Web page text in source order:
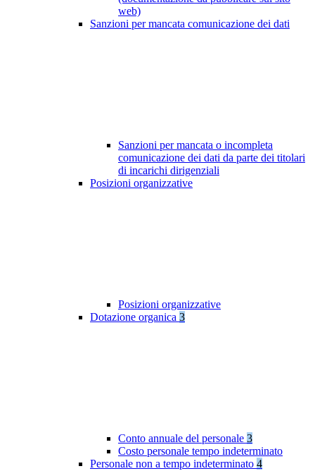
web)
Sanzioni per mancata comunicazione dei dati
Sanzioni per mancata o incompleta
comunicazione dei dati da parte dei titolari
di incarichi dirigenziali
Posizioni organizzative
Posizioni organizzative
Dotazione organica 3
Conto annuale del personale 3
Costo personale tempo indeterminato
Personale non a tempo indeterminato 4